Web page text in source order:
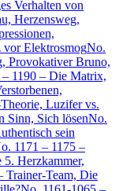
Verhalten von
Herzensweg,
vor ElektrosmogNo.
Provokativer Bruno,
1190 – Die Matrix,
Luzifer vs.
Sinn, Sich lösenNo.
sein
1171 – 1175 –
Herzkammer,
Trainer-Team, Die